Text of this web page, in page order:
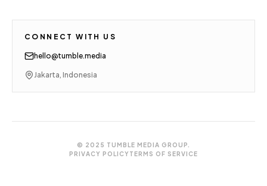
CONNECT WITH US
hello@tumble.media
Jakarta, Indonesia
© 2025 TUMBLE MEDIA GROUP.
PRIVACY POLICYTERMS OF SERVICE